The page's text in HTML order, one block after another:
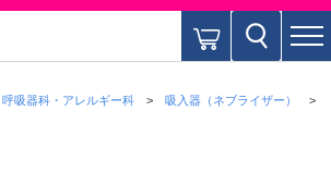
呼吸器科・アレルギー科 吸入器（ネブライザー）